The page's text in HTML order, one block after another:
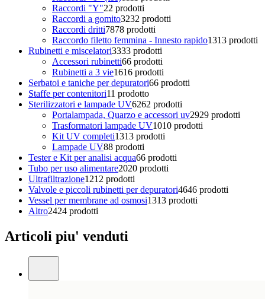
Raccordi "Y"22 prodotti
Raccordi a gomito3232 prodotti
Raccordi dritti7878 prodotti
Raccordo filetto femmina - Innesto rapido1313 prodotti
Rubinetti e miscelatori3333 prodotti
Accessori rubinetti66 prodotti
Rubinetti a 3 vie1616 prodotti
Serbatoi e taniche per depuratori66 prodotti
Staffe per contenitori11 prodotto
Sterilizzatori e lampade UV6262 prodotti
Portalampada, Quarzo e accessori uv2929 prodotti
Trasformatori lampade UV1010 prodotti
Kit UV completi1313 prodotti
Lampade UV88 prodotti
Tester e Kit per analisi acqua66 prodotti
Tubo per uso alimentare2020 prodotti
Ultrafiltrazione1212 prodotti
Valvole e piccoli rubinetti per depuratori4646 prodotti
Vessel per membrane ad osmosi1313 prodotti
Altro2424 prodotti
Articoli piu' venduti